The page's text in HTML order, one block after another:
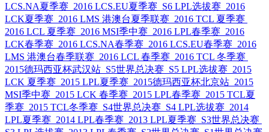
LCS.NA夏季赛 2016 LCS.EU夏季赛 S6 LPL选拔赛 2016
LCK夏季赛 2016 LMS 港澳台夏季联赛 2016 TCL 夏季赛
2016 LCL 夏季赛 2016 MSI季中赛 2016 LPL春季赛 2016
LCK春季赛 2016 LCS.NA春季赛 2016 LCS.EU春季赛 2016
LMS 港澳台春季联赛 2016 LCL 春季赛 2016 TCL 冬季赛
2015德玛西亚杯武汉站 S5世界总决赛 S5 LPL选拔赛 2015
LCK 夏季赛 2015 LPL夏季赛 2015德玛西亚杯北京站 2015
MSI季中赛 2015 LCK 春季赛 2015 LPL春季赛 2015 TCL夏
季赛 2015 TCL冬季赛 S4世界总决赛 S4 LPL选拔赛 2014
LPL夏季赛 2014 LPL春季赛 2013 LPL夏季赛 S3世界总决赛